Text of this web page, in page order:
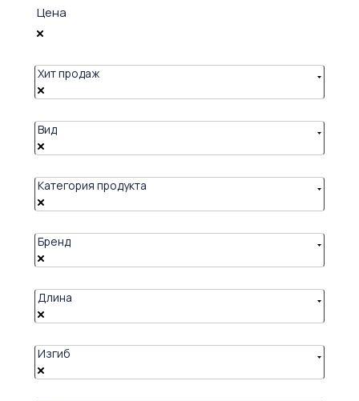
Цена
Хит продаж
Вид
Категория продукта
Бренд
Длина
Изгиб